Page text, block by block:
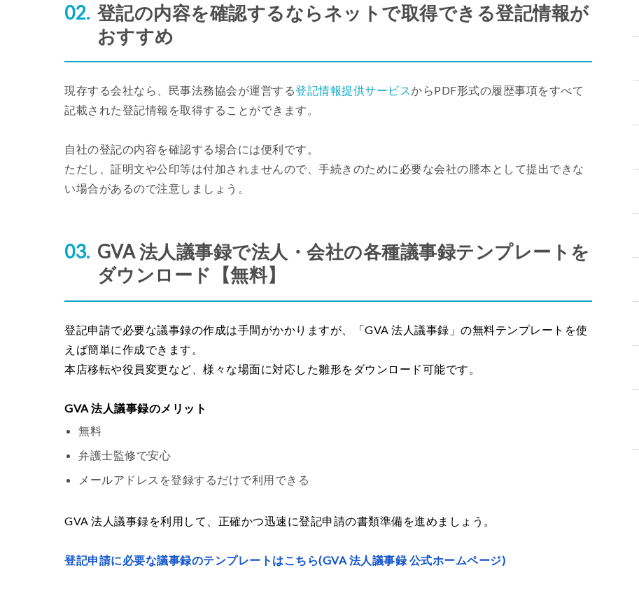
登記の内容を確認するならネットで取得できる登記情報が
おすすめ
現存する会社なら、民事法務協会が運営する登記情報提供サービスからPDF形式の履歴事項をすべて
記載された登記情報を取得することができます。
自社の登記の内容を確認する場合には便利です。
ただし、証明文や公印等は付加されませんので、手続きのために必要な会社の謄本として提出できな
い場合があるので注意しましょう。
GVA 法人議事録で法人・会社の各種議事録テンプレートを
ダウンロード【無料】
登記申請で必要な議事録の作成は手間がかかりますが、「GVA 法人議事録」の無料テンプレートを使
えば簡単に作成できます。
本店移転や役員変更など、様々な場面に対応した雛形をダウンロード可能です。
GVA 法人議事録のメリット
無料
弁護士監修で安心
メールアドレスを登録するだけで利用できる
GVA 法人議事録を利用して、正確かつ迅速に登記申請の書類準備を進めましょう。
登記申請に必要な議事録のテンプレートはこちら(GVA 法人議事録 公式ホームページ)